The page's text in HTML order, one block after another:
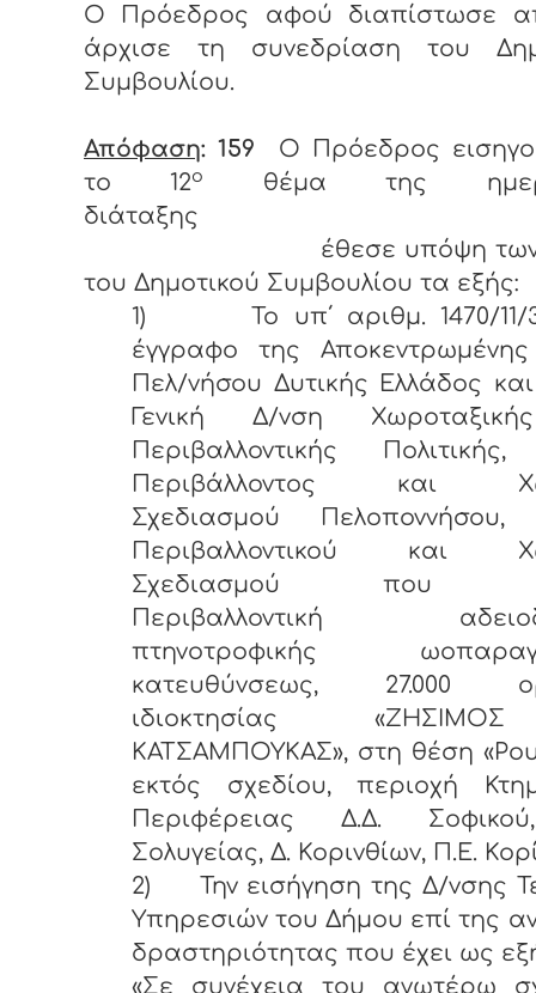
Ο Πρόεδρος αφού διαπίστωσε
άρχισε τη συνεδρίαση του
Συμβουλίου.
Απόφαση: 159 Ο Πρόεδρος
το 12ο
θέμα της
διάταξης
έθεσε υπόψη των
του Δημοτικού Συμβουλίου τα εξής:
1)
Το υπ΄ αριθμ. 1470/11/
έγγραφο της
Πελ/νήσου Δυτικής Ελλάδος και
Γενική Δ/νση
Περιβαλλοντικής
Περιβάλλοντος και
Σχεδιασμού Πελοποννήσου,
Περιβαλλοντικού και
Σχεδιασμού που
Περιβαλλοντική
πτηνοτροφικής
κατευθύνσεως, 27.000
ιδιοκτησίας
ΚΑΤΣΑΜΠΟΥΚΑΣ», στη θέση
εκτός σχεδίου, περιοχή
Περιφέρειας Δ.Δ.
Σολυγείας, Δ. Κορινθίων, Π.Ε.
2)
Την εισήγηση της Δ/νσης
Υπηρεσιών του Δήμου επί της
δραστηριότητας που έχει ως
«Σε συνέχεια του ανωτέρω